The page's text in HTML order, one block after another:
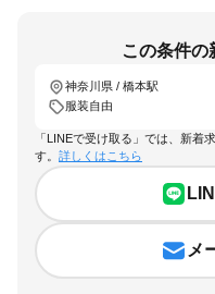
この条件の
神奈川県 / 橋本駅
服装自由
「LINEで受け取る」では、新着
す。 詳しくはこちら
メ